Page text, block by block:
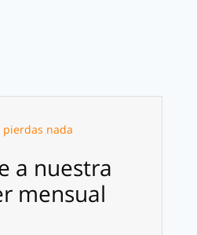
pierdas nada
a nuestra
mensual